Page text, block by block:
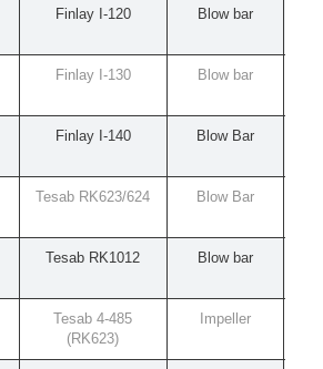
Finlay I-120 Blow bar
Finlay I-130 Blow bar
Finlay I-140 Blow Bar
Tesab RK623/624 Blow Bar
Tesab RK1012 Blow bar
Tesab 4-485
(RK623)
Impeller